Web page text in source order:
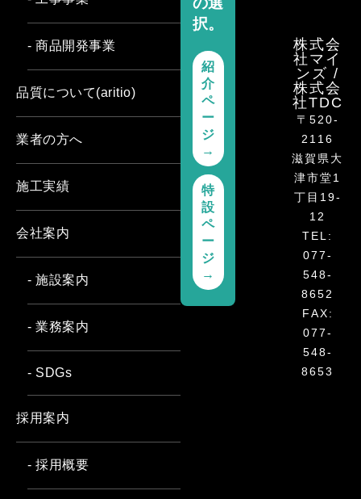
株式会
社マイ
ンズ /
株式会
社TDC
〒520-
2116
滋賀県大
津市堂1
丁目19-
12
TEL:
077-
548-
8652
FAX:
077-
548-
8653
択。
紹
介
ペ
ー
ジ
→
特
設
ペ
ー
ジ
→
- 商品開発事業
品質について(aritio)
業者の方へ
施工実績
会社案内
- 施設案内
- 業務案内
- SDGs
採用案内
- 採用概要